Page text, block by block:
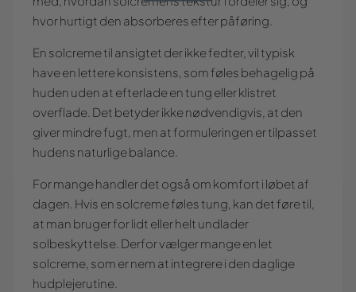
hvor hurtigt den absorberes efter påføring.
En solcreme til ansigtet der ikke fedter, vil typisk
have en lettere konsistens, som føles behagelig på
huden uden at efterlade en tung eller klistret
overflade. Det betyder ikke nødvendigvis, at den
giver mindre fugt, men at formuleringen er tilpasset
hudens naturlige balance.
For mange handler det også om komfort i løbet af
dagen. Hvis en solcreme føles tung, kan det føre til,
at man bruger for lidt eller helt undlader
solbeskyttelse. Derfor vælger mange en let
solcreme, som er nem at integrere i den daglige
hudplejerutine.